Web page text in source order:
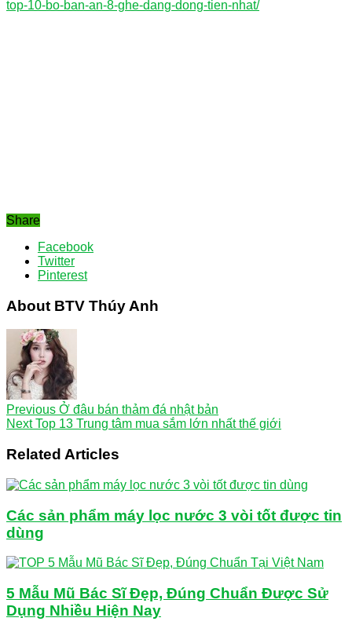
top-10-bo-ban-an-8-ghe-dang-dong-tien-nhat/
Share
Facebook
Twitter
Pinterest
About BTV Thúy Anh
Previous Ở đâu bán thảm đá nhật bản
NextTop 13 Trung tâm mua sắm lớn nhất thế giới
Related Articles
Các sản phẩm máy lọc nước 3 vòi tốt được tin
dùng
5 Mẫu Mũ Bác Sĩ Đẹp, Đúng Chuẩn Được Sử
Dụng Nhiều Hiện Nay